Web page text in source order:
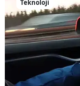
Teknoloji